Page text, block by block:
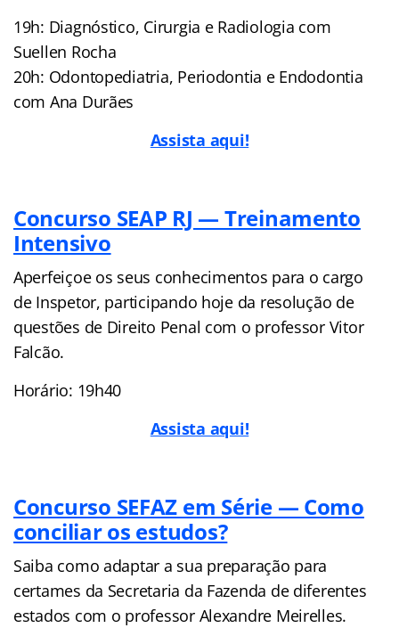
19h: Diagnóstico, Cirurgia e Radiologia com
Suellen Rocha
20h: Odontopediatria, Periodontia e Endodontia
com Ana Durães
Assista aqui!
Concurso SEAP RJ — Treinamento
Intensivo
Aperfeiçoe os seus conhecimentos para o cargo
de Inspetor, participando hoje da resolução de
questões de Direito Penal com o professor Vitor
Falcão.
Horário: 19h40
Assista aqui!
Concurso SEFAZ em Série — Como
conciliar os estudos?
Saiba como adaptar a sua preparação para
certames da Secretaria da Fazenda de diferentes
estados com o professor Alexandre Meirelles.